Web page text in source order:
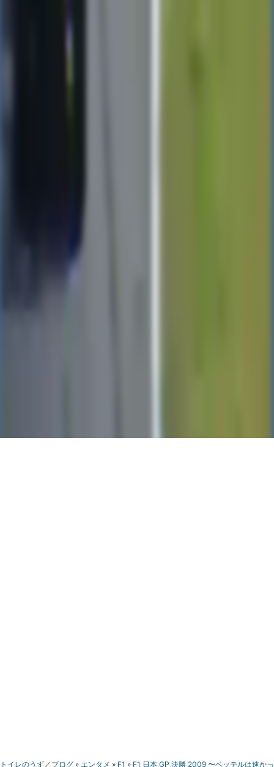
トイレのうず ブログ エンタメ F1 F1 日本 GP 決勝 2009 〜ベッテルは速かっ